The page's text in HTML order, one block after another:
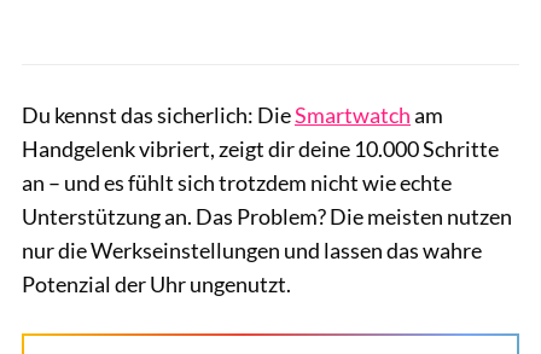
Du kennst das sicherlich: DieSmartwatcham
Handgelenk vibriert, zeigt dir deine 10.000 Schritte
an – und es fühlt sich trotzdem nicht wie echte
Unterstützung an. Das Problem? Die meisten nutzen
nur die Werkseinstellungen und lassen das wahre
Potenzial der Uhr ungenutzt.